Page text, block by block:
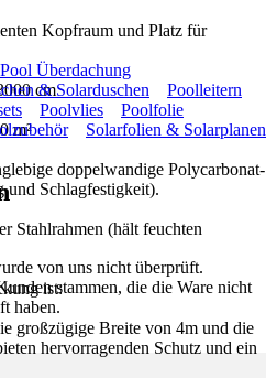
Kopfraum und Platz für
cm
m²
doppelwandige Polycarbonat-
und Schlagfestigkeit).
Stahlrahmen (hält feuchten
ist:
großzügige Breite von 4m und die
hervorragenden Schutz und ein
Pool Überdachung
& Solarduschen
Poolleitern
Poolvlies
Poolfolie
Solarfolien & Solarplanen
von uns nicht überprüft.
stammen, die die Ware nicht
haben.